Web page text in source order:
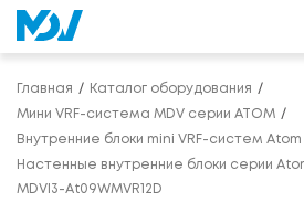
Главная Каталог оборудования
Мини VRF-система MDV серии ATOM
Внутренние блоки mini VRF-систем Atom
Настенные внутренние блоки серии
MDVI3-At09WMVR12D